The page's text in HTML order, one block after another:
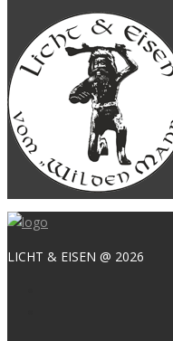
LICHT & EISEN @ 2026